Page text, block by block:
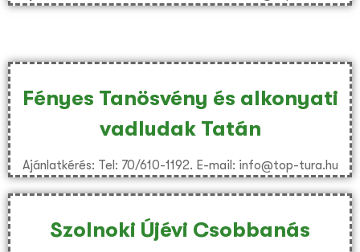
Fényes Tanösvény és alkonyati
vadludak Tatán
Ajánlatkérés: Tel: 70/610-1192. E-mail: info@top-tura.hu
Szolnoki Újévi Csobbanás